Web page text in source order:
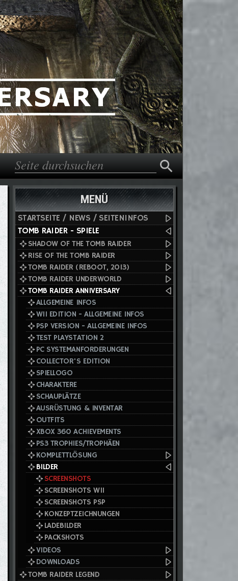
Suchformular
Suche
MENÜ
STARTSEITE / NEWS / SEITENINFOS
TOMB RAIDER - SPIELE
SHADOW OF THE TOMB RAIDER
RISE OF THE TOMB RAIDER
TOMB RAIDER (REBOOT, 2013)
TOMB RAIDER UNDERWORLD
TOMB RAIDER ANNIVERSARY
ALLGEMEINE INFOS
WII EDITION - ALLGEMEINE INFOS
PSP VERSION - ALLGEMEINE INFOS
TEST PLAYSTATION 2
PC SYSTEMANFORDERUNGEN
COLLECTOR'S EDITION
SPIELLOGO
CHARAKTERE
SCHAUPLÄTZE
AUSRÜSTUNG & INVENTAR
OUTFITS
XBOX 360 ACHIEVEMENTS
PS3 TROPHIES/TROPHÄEN
KOMPLETTLÖSUNG
BILDER
SCREENSHOTS
SCREENSHOTS WII
SCREENSHOTS PSP
KONZEPTZEICHNUNGEN
LADEBILDER
PACKSHOTS
VIDEOS
DOWNLOADS
TOMB RAIDER LEGEND